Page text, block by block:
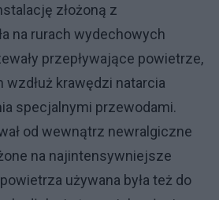
złożoną z
na rurach wydechowych
przepływające powietrze,
krawędzi natarcia
specjalnymi przewodami.
od wewnątrz newralgiczne
na najintensywniejsze
używana była też do